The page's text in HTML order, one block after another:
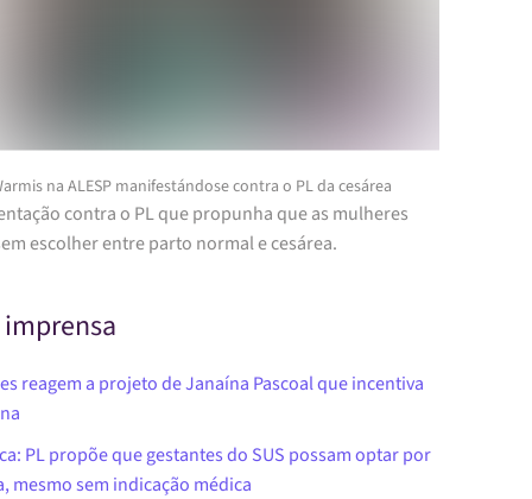
na ALESP manifestándose contra o PL da cesárea
contra o PL que propunha que as mulheres
escolher entre parto normal e cesárea.
reagem a projeto de Janaína Pascoal que incentiva
PL propõe que gestantes do SUS possam optar por
mesmo sem indicação médica